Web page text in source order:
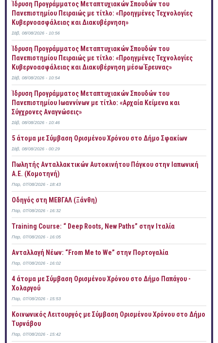
Ίδρυση Προγράμματος Μεταπτυχιακών Σπουδών του
Πανεπιστημίου Πειραιώς με τίτλο: «Προηγμένες Τεχνολογίες
Κυβερνοασφάλειας και Διακυβέρνηση»
Σάβ, 08/08/2026 - 10:56
Ίδρυση Προγράμματος Μεταπτυχιακών Σπουδών του
Πανεπιστημίου Πειραιώς με τίτλο: «Προηγμένες Τεχνολογίες
Κυβερνοασφάλειας και Διακυβέρνηση μέσω Έρευνας»
Σάβ, 08/08/2026 - 10:54
Ίδρυση Προγράμματος Μεταπτυχιακών Σπουδών του
Πανεπιστημίου Ιωαννίνων με τίτλο: «Αρχαία Κείμενα και
Σύγχρονες Αναγνώσεις»
Σάβ, 08/08/2026 - 10:46
5 άτομα με Σύμβαση Ορισμένου Χρόνου στο Δήμο Σφακίων
Σάβ, 08/08/2026 - 00:29
Πωλητής Ανταλλακτικών Αυτοκινήτου Πάγκου στην Ιαπωνική
Α.Ε. (Κομοτηνή)
Παρ, 07/08/2026 - 18:43
Οδηγός στη ΜΕΒΓΑΛ (Ξάνθη)
Παρ, 07/08/2026 - 16:32
Training Course: “ Deep Roots, New Paths” στην Ιταλία
Παρ, 07/08/2026 - 16:05
Ανταλλαγή Νέων: “From Me to We” στην Πορτογαλία
Παρ, 07/08/2026 - 16:02
4 άτομα με Σύμβαση Ορισμένου Χρόνου στο Δήμο Παπάγου -
Χολαργού
Παρ, 07/08/2026 - 15:53
Κοινωνικός Λειτουργός με Σύμβαση Ορισμένου Χρόνου στο Δήμο
Τυρνάβου
Παρ, 07/08/2026 - 15:42